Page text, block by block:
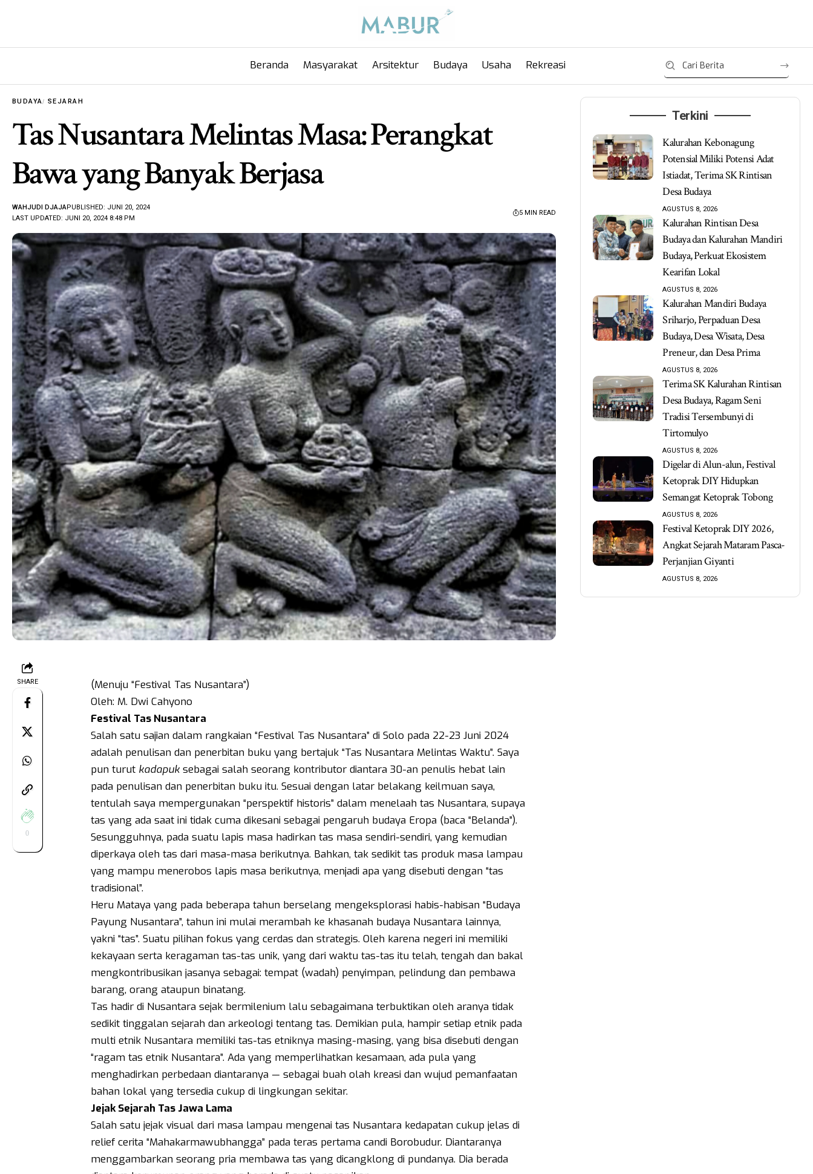
Beranda Masyarakat Arsitektur Budaya Usaha Rekreasi
BUDAYA SEJARAH
Tas Nusantara Melintas Masa: Perangkat
Bawa yang Banyak Berjasa
LAST UPDATED: JUNI 20, 2024 8:48 PM
WAHJUDI DJAJAPUBLISHED: JUNI 20, 2024
5 MIN READ
SHARE
0
(Menuju “Festival Tas Nusantara”)
Oleh: M. Dwi Cahyono
Festival Tas Nusantara
Salah satu sajian dalam rangkaian “Festival Tas Nusantara” di Solo pada 22-23 Juni 2024
adalah penulisan dan penerbitan buku yang bertajuk “Tas Nusantara Melintas Waktu”. Saya
pun turut kadapuksebagai salah seorang kontributor diantara 30-an penulis hebat lain
pada penulisan dan penerbitan buku itu. Sesuai dengan latar belakang keilmuan saya,
tentulah saya mempergunakan “perspektif historis” dalam menelaah tas Nusantara, supaya
tas yang ada saat ini tidak cuma dikesani sebagai pengaruh budaya Eropa (baca “Belanda”).
Sesungguhnya, pada suatu lapis masa hadirkan tas masa sendiri-sendiri, yang kemudian
diperkaya oleh tas dari masa-masa berikutnya. Bahkan, tak sedikit tas produk masa lampau
yang mampu menerobos lapis masa berikutnya, menjadi apa yang disebuti dengan “tas
tradisional”.
Heru Mataya yang pada beberapa tahun berselang mengeksplorasi habis-habisan “Budaya
Payung Nusantara”, tahun ini mulai merambah ke khasanah budaya Nusantara lainnya,
yakni “tas”. Suatu pilihan fokus yang cerdas dan strategis. Oleh karena negeri ini memiliki
kekayaan serta keragaman tas-tas unik, yang dari waktu tas-tas itu telah, tengah dan bakal
mengkontribusikan jasanya sebagai: tempat (wadah) penyimpan, pelindung dan pembawa
barang, orang ataupun binatang.
Tas hadir di Nusantara sejak bermilenium lalu sebagaimana terbuktikan oleh aranya tidak
sedikit tinggalan sejarah dan arkeologi tentang tas. Demikian pula, hampir setiap etnik pada
multi etnik Nusantara memiliki tas-tas etniknya masing-masing, yang bisa disebuti dengan
“ragam tas etnik Nusantara”. Ada yang memperlihatkan kesamaan, ada pula yang
menghadirkan perbedaan diantaranya — sebagai buah olah kreasi dan wujud pemanfaatan
bahan lokal yang tersedia cukup di lingkungan sekitar.
Jejak Sejarah Tas Jawa Lama
Salah satu jejak visual dari masa lampau mengenai tas Nusantara kedapatan cukup jelas di
relief cerita “Mahakarmawubhangga” pada teras pertama candi Borobudur. Diantaranya
menggambarkan seorang pria membawa tas yang dicangklong di pundanya. Dia berada
Terkini
Kalurahan Kebonagung
Potensial Miliki Potensi Adat
Istiadat, Terima SK Rintisan
Desa Budaya
AGUSTUS 8, 2026
Kalurahan Rintisan Desa
Budaya dan Kalurahan Mandiri
Budaya, Perkuat Ekosistem
Kearifan Lokal
AGUSTUS 8, 2026
Kalurahan Mandiri Budaya
Sriharjo, Perpaduan Desa
Budaya, Desa Wisata, Desa
Preneur, dan Desa Prima
AGUSTUS 8, 2026
Terima SK Kalurahan Rintisan
Desa Budaya, Ragam Seni
Tradisi Tersembunyi di
Tirtomulyo
AGUSTUS 8, 2026
Digelar di Alun-alun, Festival
Ketoprak DIY Hidupkan
Semangat Ketoprak Tobong
AGUSTUS 8, 2026
Festival Ketoprak DIY 2026,
Angkat Sejarah Mataram Pasca-
Perjanjian Giyanti
AGUSTUS 8, 2026